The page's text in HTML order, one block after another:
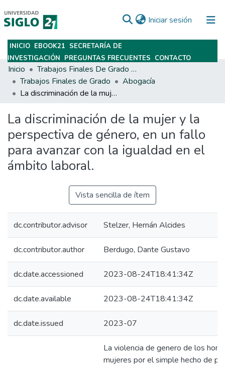
Iniciar sesión (current)
Subir
INICIO EBOOK21 SECRETARÍA DE
INVESTIGACIÓN PREGUNTAS FRECUENTES CONTACTO
Inicio
Trabajos Finales De Grado Y Posgrado
Trabajos Finales de Grado
Abogacía
La discriminación de la mujer y la perspectiva de género, en un fallo para avanzar con la igualdad en el ámbito laboral.
La discriminación de la mujer y la
perspectiva de género, en un fallo
para avanzar con la igualdad en el
ámbito laboral.
Vista sencilla de ítem
dc.contributor.advisor Stelzer, Hernán Alcides
dc.contributor.author Berdugo, Dante Gustavo
dc.date.accessioned 2023-08-24T18:41:34Z
dc.date.available 2023-08-24T18:41:34Z
dc.date.issued 2023-07
La violencia de genero de los
mujeres por el simple hecho de